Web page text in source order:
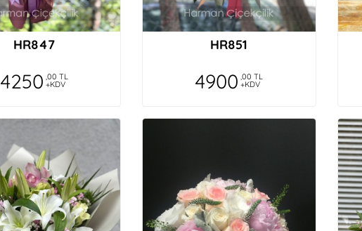
HR847
4250 ,00 TL
+KDV
HR851
4900 ,00 TL
+KDV